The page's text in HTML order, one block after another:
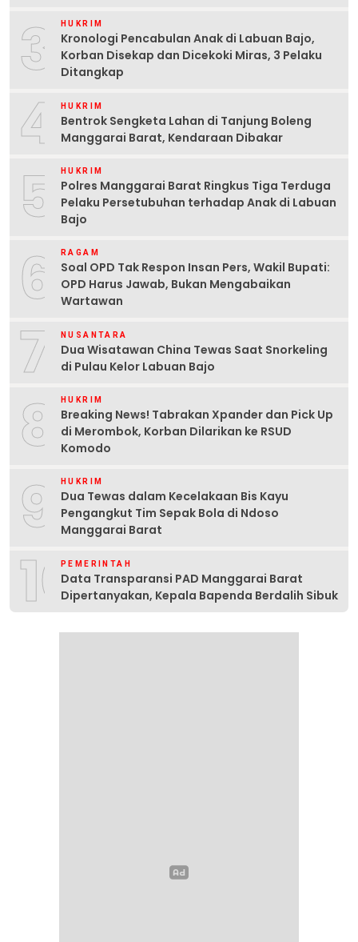
3
HUKRIM
Kronologi Pencabulan Anak di Labuan Bajo,
Korban Disekap dan Dicekoki Miras, 3 Pelaku
Ditangkap
4 HUKRIM
Bentrok Sengketa Lahan di Tanjung Boleng
Manggarai Barat, Kendaraan Dibakar
5 HUKRIM
Polres Manggarai Barat Ringkus Tiga Terduga
Pelaku Persetubuhan terhadap Anak di Labuan
Bajo
6 RAGAM
Soal OPD Tak Respon Insan Pers, Wakil Bupati:
OPD Harus Jawab, Bukan Mengabaikan
Wartawan
7 NUSANTARA
Dua Wisatawan China Tewas Saat Snorkeling
di Pulau Kelor Labuan Bajo
8 HUKRIM
Breaking News! Tabrakan Xpander dan Pick Up
di Merombok, Korban Dilarikan ke RSUD
Komodo
9 HUKRIM
Dua Tewas dalam Kecelakaan Bis Kayu
Pengangkut Tim Sepak Bola di Ndoso
Manggarai Barat
10PEMERINTAH
Data Transparansi PAD Manggarai Barat
Dipertanyakan, Kepala Bapenda Berdalih Sibuk